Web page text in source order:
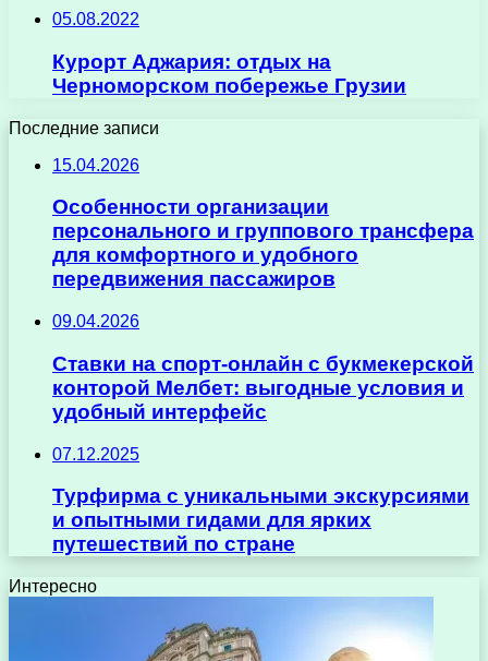
05.08.2022
Курорт Аджария: отдых на
Черноморском побережье Грузии
Последние записи
15.04.2026
Особенности организации
персонального и группового трансфера
для комфортного и удобного
передвижения пассажиров
09.04.2026
Ставки на спорт-онлайн с букмекерской
конторой Мелбет: выгодные условия и
удобный интерфейс
07.12.2025
Турфирма с уникальными экскурсиями
и опытными гидами для ярких
путешествий по стране
Интересно